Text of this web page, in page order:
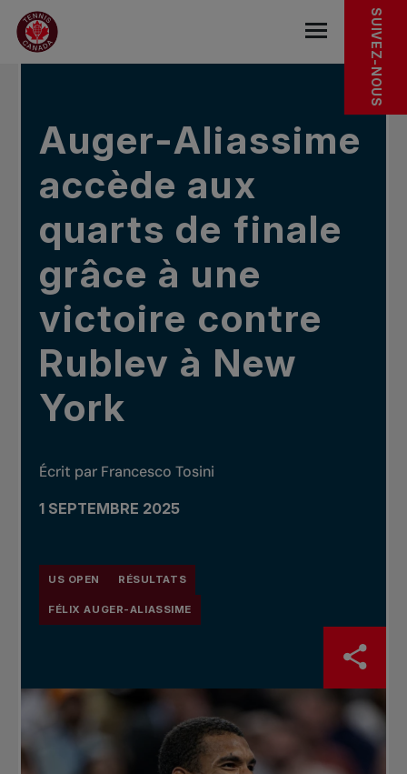
Sauter au menu principal
Sauter au contenu principal
Sauter au pied de page
DANS LES NOUVELLES SUIVEZ-NOUS
Auger-Aliassime
accède aux
quarts de finale
grâce à une
victoire contre
Rublev à New
York
Écrit par Francesco Tosini
1 SEPTEMBRE 2025
US OPEN RÉSULTATS
FÉLIX AUGER-ALIASSIME